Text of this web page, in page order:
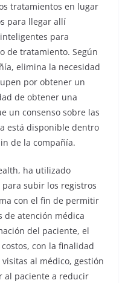
tratamientos en lugar
para llegar allí
para
de tratamiento. Según
elimina la necesidad
por obtener un
de obtener una
un consenso sobre las
está disponible dentro
de la compañía.
ha utilizado
subir los registros
con el fin de permitir
de atención médica
del paciente, el
con la finalidad
al médico, gestión
al paciente a reducir